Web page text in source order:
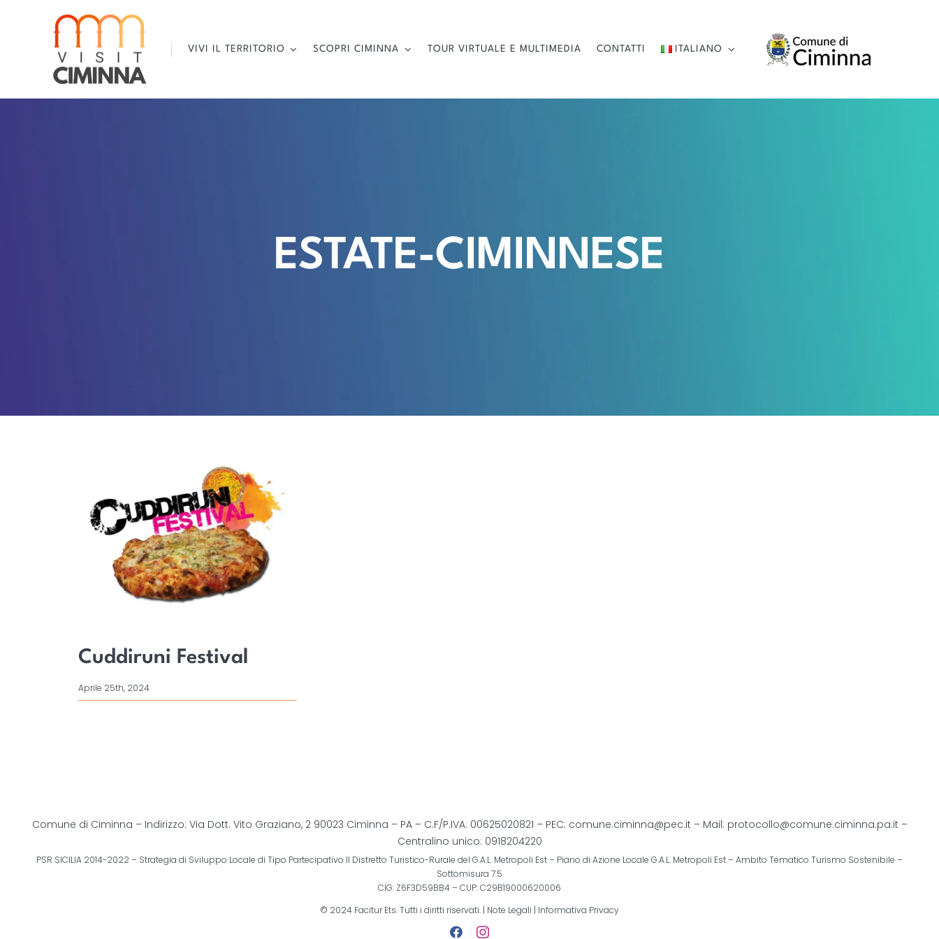
contenuto
VIVI IL TERRITORIO SCOPRI CIMINNA TOUR VIRTUALE E MULTIMEDIA CONTATTI ITALIANO
ESTATE-CIMINNESE
Cuddiruni Festival
Aprile 25th, 2024
Comune di Ciminna – Indirizzo: Via Dott. Vito Graziano, 2 90023 Ciminna – PA – C.F/P.IVA: 00625020821 – PEC: comune.ciminna@pec.it – Mail: protocollo@comune.ciminna.pa.it –
Centralino unico: 0918204220
PSR SICILIA 2014-2022 – Strategia di Sviluppo Locale di Tipo Partecipativo Il Distretto Turistico-Rurale del G.A.L. Metropoli Est – Piano di Azione Locale G.A.L. Metropoli Est – Ambito Tematico Turismo Sostenibile –
Sottomisura 7.5
CIG: Z6F3D59BB4 – CUP: C29B19000620006
© 2024 Facitur Ets. Tutti i diritti riservati. | Note Legali | Informativa Privacy